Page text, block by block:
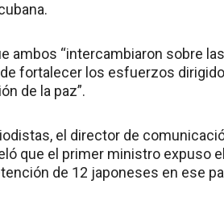
ambos “intercambiaron sobre
fortalecer los esfuerzos
de la paz”.
el director de
que el primer ministro expuso
de 12 japoneses en ese